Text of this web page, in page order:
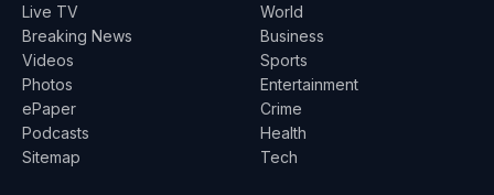
Live TV
Breaking News
Videos
Photos
ePaper
Podcasts
Sitemap
World
Business
Sports
Entertainment
Crime
Health
Tech